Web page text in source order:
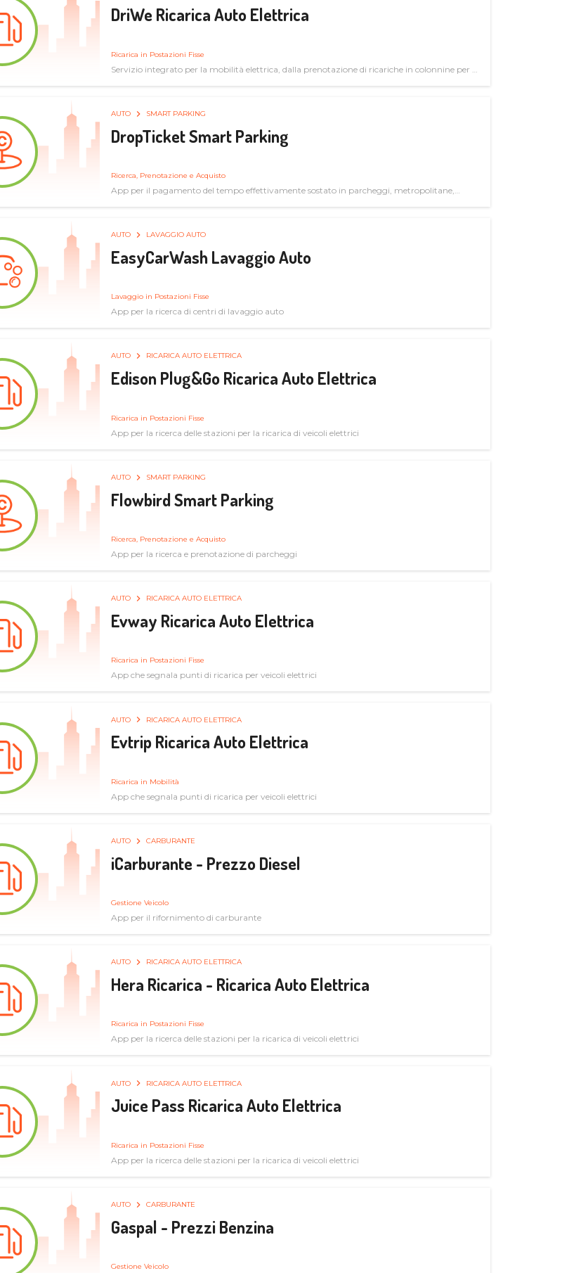
DriWe Ricarica Auto Elettrica
Ricarica in Postazioni Fisse
Servizio integrato per la mobilità elettrica, dalla prenotazione di ricariche in colonnine per il
AUTO SMART PARKING
DropTicket Smart Parking
Ricerca, Prenotazione e Acquisto
App per il pagamento del tempo effettivamente sostato in parcheggi, metropolitane,
AUTO LAVAGGIO AUTO
EasyCarWash Lavaggio Auto
Lavaggio in Postazioni Fisse
App per la ricerca di centri di lavaggio auto
AUTO RICARICA AUTO ELETTRICA
Edison Plug&Go Ricarica Auto Elettrica
Ricarica in Postazioni Fisse
App per la ricerca delle stazioni per la ricarica di veicoli elettrici
AUTO SMART PARKING
Flowbird Smart Parking
Ricerca, Prenotazione e Acquisto
App per la ricerca e prenotazione di parcheggi
AUTO RICARICA AUTO ELETTRICA
Evway Ricarica Auto Elettrica
Ricarica in Postazioni Fisse
App che segnala punti di ricarica per veicoli elettrici
AUTO RICARICA AUTO ELETTRICA
Evtrip Ricarica Auto Elettrica
Ricarica in Mobilità
App che segnala punti di ricarica per veicoli elettrici
AUTO CARBURANTE
iCarburante - Prezzo Diesel
Gestione Veicolo
App per il rifornimento di carburante
AUTO RICARICA AUTO ELETTRICA
Hera Ricarica - Ricarica Auto Elettrica
Ricarica in Postazioni Fisse
App per la ricerca delle stazioni per la ricarica di veicoli elettrici
AUTO RICARICA AUTO ELETTRICA
Juice Pass Ricarica Auto Elettrica
Ricarica in Postazioni Fisse
App per la ricerca delle stazioni per la ricarica di veicoli elettrici
AUTO CARBURANTE
Gaspal - Prezzi Benzina
Gestione Veicolo